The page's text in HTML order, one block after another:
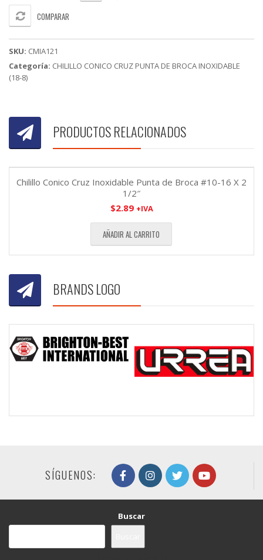
Broca
#12-
1"
cantidad
COMPARAR
SKU: CMIA121
Categoría: CHILILLO CONICO CRUZ PUNTA DE BROCA INOXIDABLE
(18-8)
PRODUCTOS RELACIONADOS
Chilillo Conico Cruz Inoxidable Punta de Broca #10-16 X 2
1/2″
$2.89 +IVA
AÑADIR AL CARRITO
BRANDS LOGO
SÍGUENOS:
Buscar